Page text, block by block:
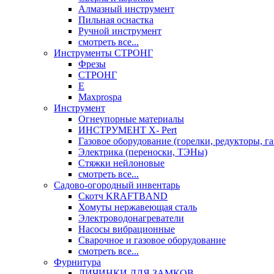
Алмазный инструмент
Пильная оснастка
Ручной инструмент
смотреть все...
Инструменты СТРОНГ
Фрезы
СТРОНГ
Е
Maxprospa
Инструмент
Огнеупорные материалы
ИНСТРУМЕНТ X- Pert
Газовое оборудование (горелки, редукторы,
Электрика (переноски, ТЭНы)
Стяжки нейлоновые
смотреть все...
Садово-огородный инвентарь
Скотч KRAFTBAND
Хомуты нержавеющая сталь
Электроводонагреватели
Насосы вибрационные
Сварочное и газовое оборудование
смотреть все...
Фурнитура